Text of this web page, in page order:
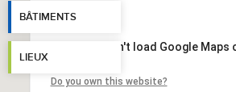
BÂTIMENTS
LIEUX
This page can't load Google
Do you own this website?